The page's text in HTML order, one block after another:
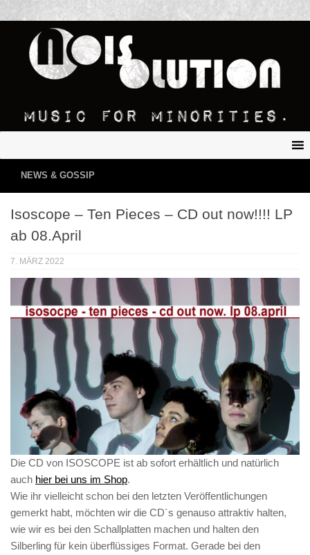
NEWS & GOSSIP
Isoscope – Ten Pieces – CD out now!!!! LP
ab 08.April
7. MÄRZ 2022
Die CD von ISOSCOPE ist ab sofort erhältlich und natürlich
auch hier bei uns im Shop.
Wie ihr vielleicht schon bei den letzten Veröffentlichungen
gemerkt habt, möchten wir die CD´s genauso attraktiv halten,
wie wir es bei den Schallplatten machen und halten den
Silberling für kein überflüssiges Format. Gerade bei den